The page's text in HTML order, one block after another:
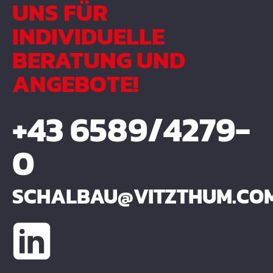
UNS FÜR
INDIVIDUELLE
BERATUNG UND
ANGEBOTE!
+43 6589/4279-
0